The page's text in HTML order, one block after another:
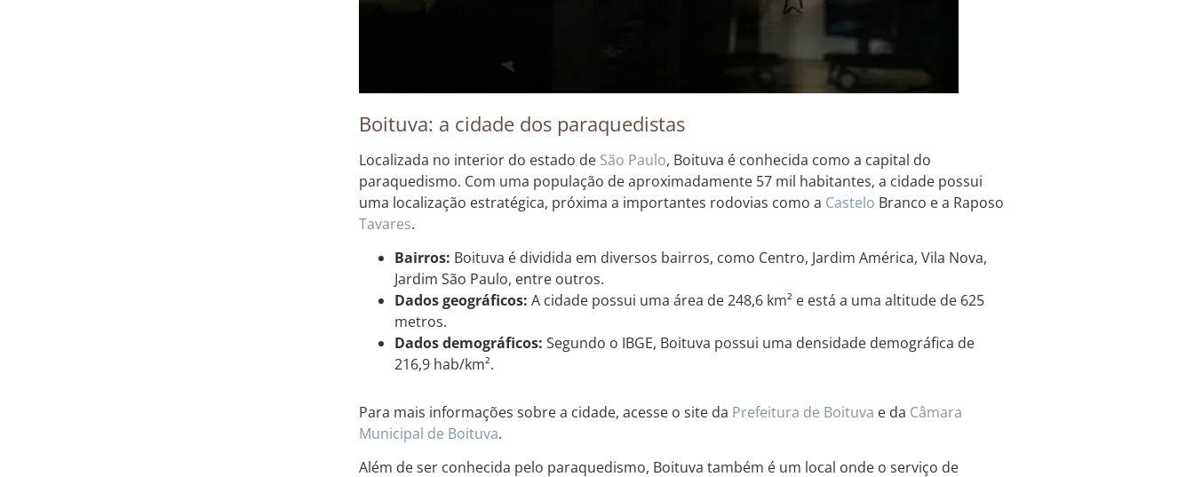
Boituva: a cidade dos paraquedistas
Localizada no interior do estado de São Paulo, Boituva é conhecida como a capital do
paraquedismo. Com uma população de aproximadamente 57 mil habitantes, a cidade possui
uma localização estratégica, próxima a importantes rodovias como a Castelo Branco e a Raposo
Tavares.
Bairros: Boituva é dividida em diversos bairros, como Centro, Jardim América, Vila Nova,
Jardim São Paulo, entre outros.
Dados geográficos: A cidade possui uma área de 248,6 km² e está a uma altitude de 625
metros.
Dados demográficos: Segundo o IBGE, Boituva possui uma densidade demográfica de
216,9 hab/km².
Para mais informações sobre a cidade, acesse o site da Prefeitura de Boituva e da Câmara
Municipal de Boituva.
Além de ser conhecida pelo paraquedismo, Boituva também é um local onde o serviço de